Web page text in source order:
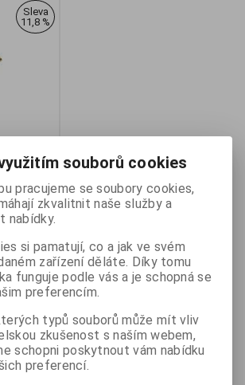
Sleva
11,8 %
Filigránský
na
Poloviny
volného
souborů cookies
pracujeme se soubory cookies,
zkvalitnit naše služby a
nabídky.
si pamatují, co a jak ve svém
zařízení děláte. Díky tomu
funguje podle vás a je schopná se
preferencím.
typů souborů může mít vliv
zkušenost s naším webem,
schopni poskytnout vám nabídku
preferencí.